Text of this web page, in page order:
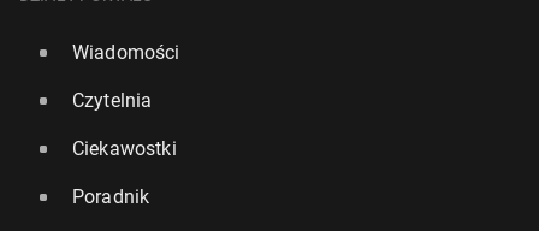
Wiadomości
Czytelnia
Ciekawostki
Poradnik